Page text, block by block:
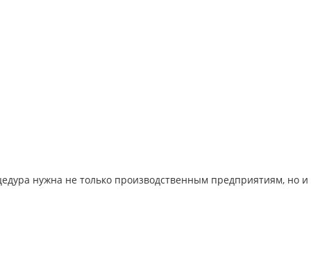
нужна не только производственным предприятиям, но и